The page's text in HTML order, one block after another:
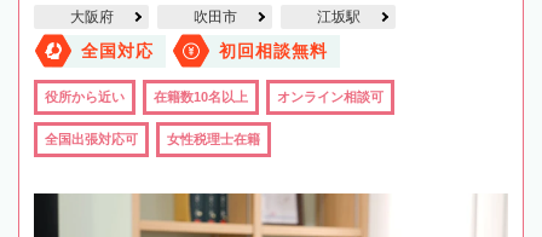
大阪府 吹田市 江坂駅
全国対応 初回相談無料
役所から近い 在籍数10名以上 オンライン相談可
全国出張対応可 女性税理士在籍